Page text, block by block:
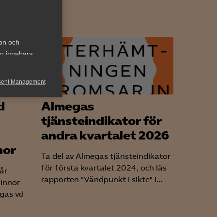
och
innebära
att kunna
Management
vd
Almegas
tjänsteindikator för
andra kvartalet 2026
Ta del av Almegas tjänsteindikator
för första kvartalet 2024, och läs
rapporten "Vändpunkt i sikte" i...